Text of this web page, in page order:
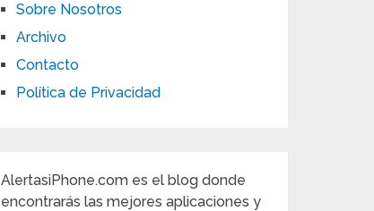
Sobre Nosotros
Archivo
Contacto
Política de Privacidad
AlertasiPhone.com es el blog donde
encontrarás las mejores aplicaciones y